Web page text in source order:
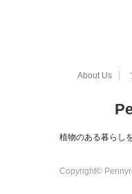
About Us
植物のある暮らし
Copyright©